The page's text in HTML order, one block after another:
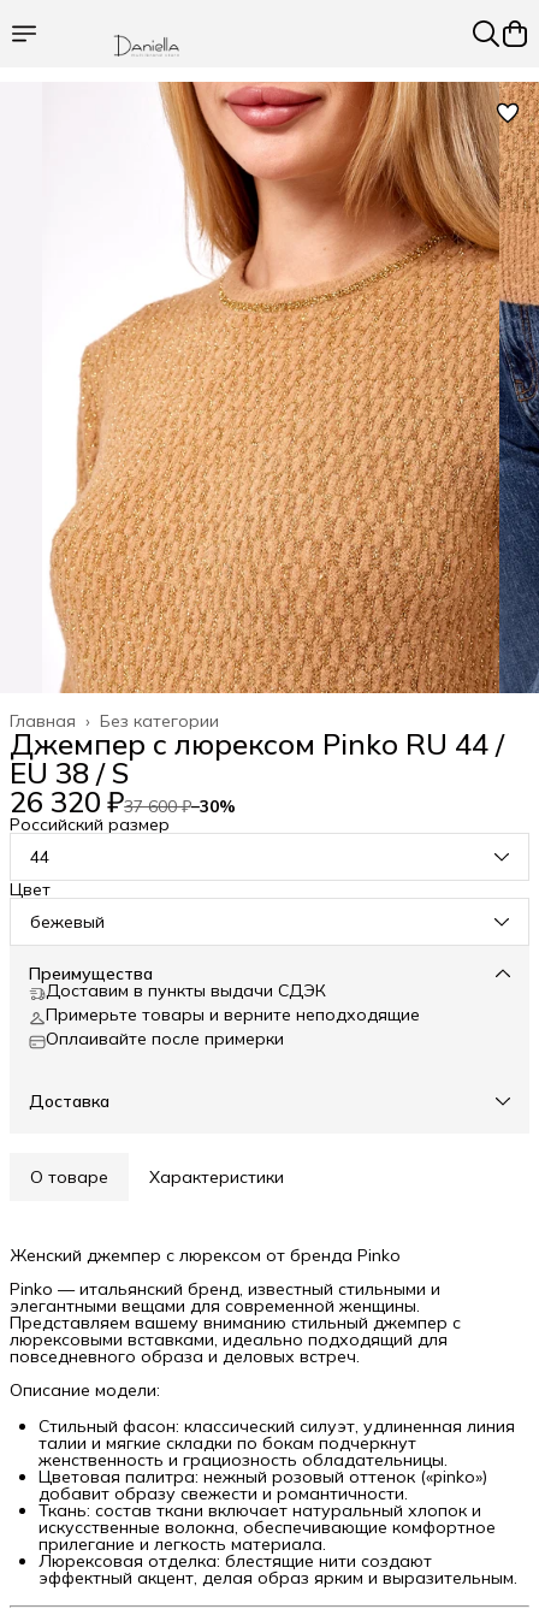
Без категории
Главная ›
Джемпер с люрексом Pinko RU 44 /
EU 38 / S
26 320 ₽37 600 ₽−30%
Российский размер
44
Цвет
бежевый
Преимущества
Доставим в пункты выдачи СДЭК
Примерьте товары и верните неподходящие
Оплаивайте после примерки
Доставка
О товаре Характеристики
Женский джемпер с люрексом от бренда Pinko
Pinko — итальянский бренд, известный стильными и
элегантными вещами для современной женщины.
Представляем вашему вниманию стильный джемпер с
люрексовыми вставками, идеально подходящий для
повседневного образа и деловых встреч.
Описание модели:
Стильный фасон: классический силуэт, удлиненная линия
талии и мягкие складки по бокам подчеркнут
женственность и грациозность обладательницы.
Цветовая палитра: нежный розовый оттенок («pinko»)
добавит образу свежести и романтичности.
Ткань: состав ткани включает натуральный хлопок и
искусственные волокна, обеспечивающие комфортное
прилегание и легкость материала.
Люрексовая отделка: блестящие нити создают
эффектный акцент, делая образ ярким и выразительным.